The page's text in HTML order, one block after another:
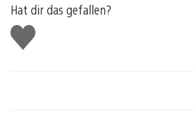
Hat dir das gefallen?
Gefällt
mir